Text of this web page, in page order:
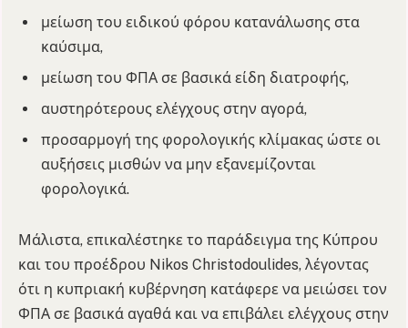
μείωση του ειδικού φόρου κατανάλωσης στα
καύσιμα,
μείωση του ΦΠΑ σε βασικά είδη διατροφής,
αυστηρότερους ελέγχους στην αγορά,
προσαρμογή της φορολογικής κλίμακας ώστε οι
αυξήσεις μισθών να μην εξανεμίζονται
φορολογικά.
Μάλιστα, επικαλέστηκε το παράδειγμα της Κύπρου
και του προέδρου Nikos Christodoulides, λέγοντας
ότι η κυπριακή κυβέρνηση κατάφερε να μειώσει τον
ΦΠΑ σε βασικά αγαθά και να επιβάλει ελέγχους στην